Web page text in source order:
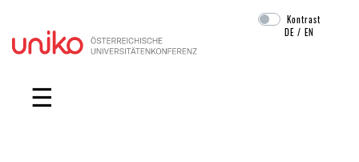
Navigation überspringen
Kontrast
DE /EN
☰